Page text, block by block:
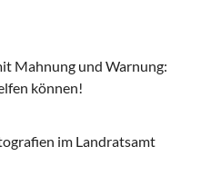
Mahnung und Warnung:
können!
im Landratsamt